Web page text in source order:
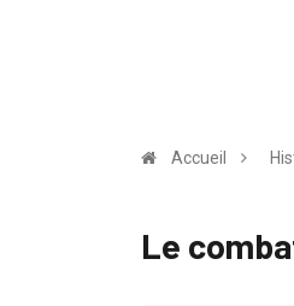
Accueil
Le